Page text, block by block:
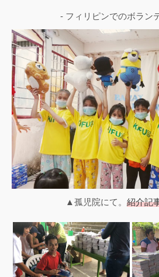
- フィリピンでのボラン
▲孤児院にて。 紹介記